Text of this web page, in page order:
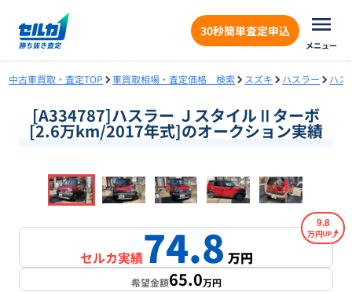
30秒簡単査定申込
メニュー
中古車買取・査定TOP 車買取相場・査定価格 検索 スズキ ハスラー ハス
[A334787]ハスラー ＪスタイルⅡターボ
[2.6万km/2017年式]のオークション実績
1/18
セルカ実績74.8万円
9.8
万円
希望金額65.0万円